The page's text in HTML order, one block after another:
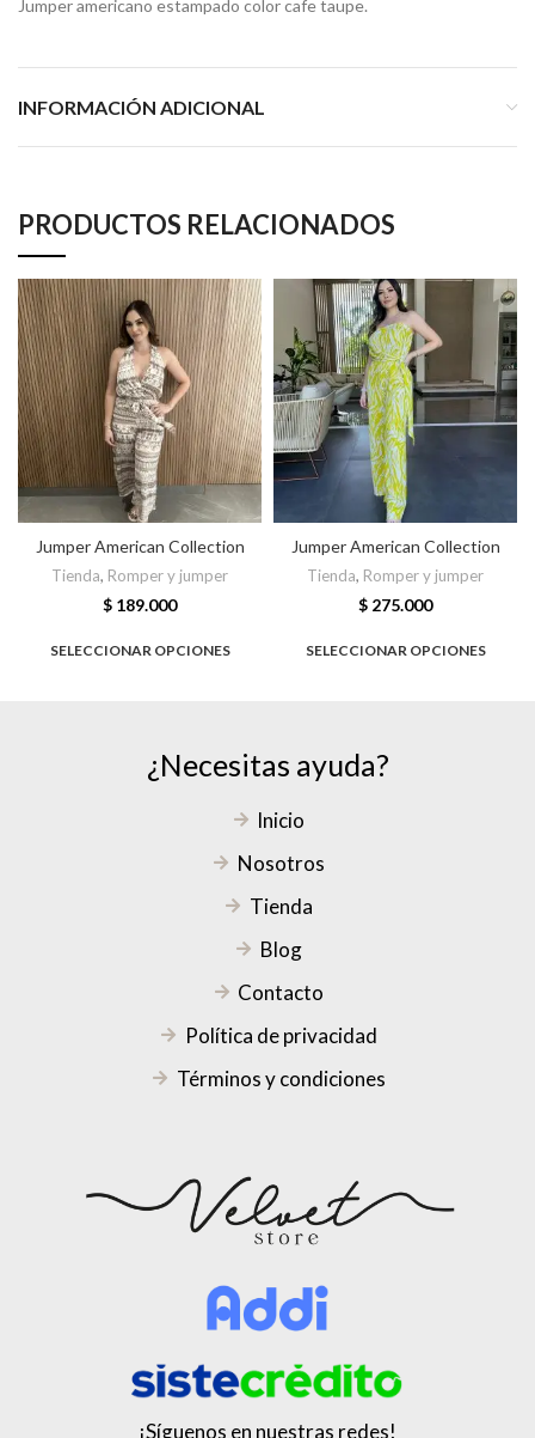
Jumper americano estampado color cafe taupe.
INFORMACIÓN ADICIONAL
PRODUCTOS RELACIONADOS
Jumper American Collection
Tienda, Romper y jumper
$ 189.000
SELECCIONAR OPCIONES
Jumper American Collection
Tienda, Romper y jumper
$ 275.000
SELECCIONAR OPCIONES
¿Necesitas ayuda?
Inicio
Nosotros
Tienda
Blog
Contacto
Política de privacidad
Términos y condiciones
¡Síguenos en nuestras redes!